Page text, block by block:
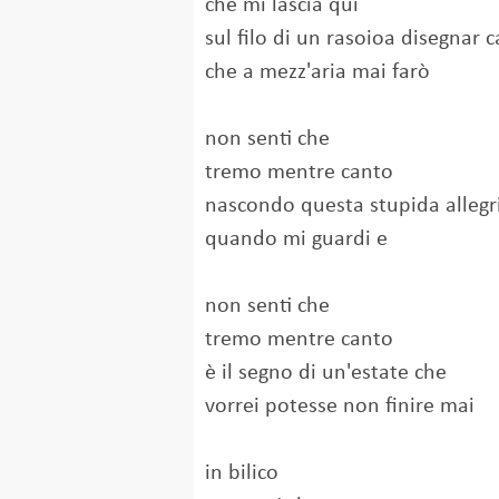
che mi lascia qui
sul filo di un rasoioa disegnar
che a mezz'aria mai farò
non senti che
tremo mentre canto
nascondo questa stupida
quando mi guardi e
non senti che
tremo mentre canto
è il segno di un'estate che
vorrei potesse non finire mai
in bilico